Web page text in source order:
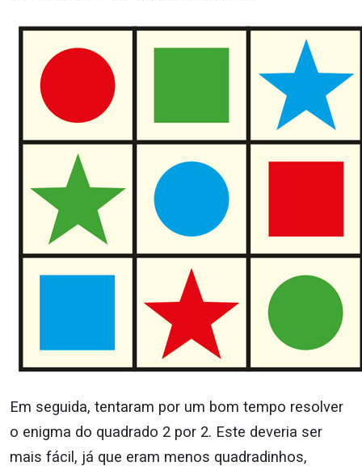
Em seguida, tentaram por um bom tempo resolver
o enigma do quadrado 2 por 2. Este deveria ser
mais fácil, já que eram menos quadradinhos,